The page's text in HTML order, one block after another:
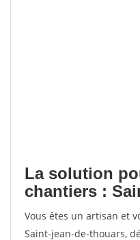
La solution
chantiers :
Vous êtes un artisan et
Saint-jean-de-thouars,